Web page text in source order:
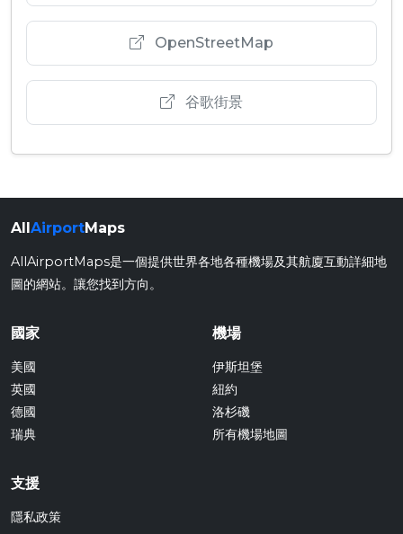
OpenStreetMap
谷歌街景
All AirportMaps
AllAirportMaps是一個提供世界各地各種機場及其航廈互動詳細地
圖的網站。讓您找到方向。
國家
美國
英國
德國
瑞典
機場
伊斯坦堡
紐約
洛杉磯
所有機場地圖
支援
隱私政策